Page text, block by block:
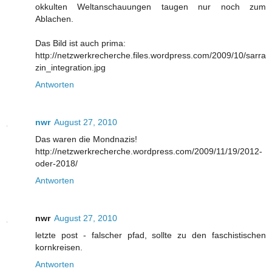
okkulten Weltanschauungen taugen nur noch zum
Ablachen.
Das Bild ist auch prima:
http://netzwerkrecherche.files.wordpress.com/2009/10/sarra
zin_integration.jpg
Antworten
nwr August 27, 2010
Das waren die Mondnazis!
http://netzwerkrecherche.wordpress.com/2009/11/19/2012-
oder-2018/
Antworten
nwr August 27, 2010
letzte post - falscher pfad, sollte zu den faschistischen
kornkreisen.
Antworten